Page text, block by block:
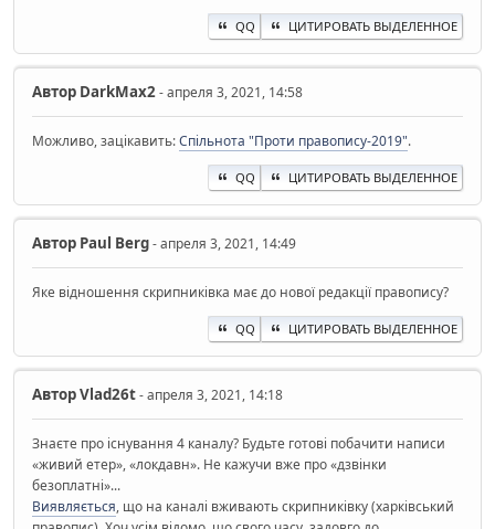
QQ ЦИТИРОВАТЬ ВЫДЕЛЕННОЕ
Автор DarkMax2- апреля 3, 2021, 14:58
Можливо, зацікавить:Спільнота "Проти правопису-2019".
QQ ЦИТИРОВАТЬ ВЫДЕЛЕННОЕ
Автор Paul Berg- апреля 3, 2021, 14:49
Яке відношення скрипниківка має до нової редакції правопису?
QQ ЦИТИРОВАТЬ ВЫДЕЛЕННОЕ
АвторVlad26t- апреля 3, 2021, 14:18
Знаєте про існування 4 каналу? Будьте готові побачити написи
«живий етер», «локдавн». Не кажучи вже про «дзвінки
безоплатні»...
Виявляється, що на каналі вживають скрипниківку (харківський